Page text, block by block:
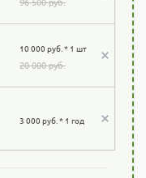
10 000 руб. * 1 шт
20 000 руб.
3 000 руб. * 1 год